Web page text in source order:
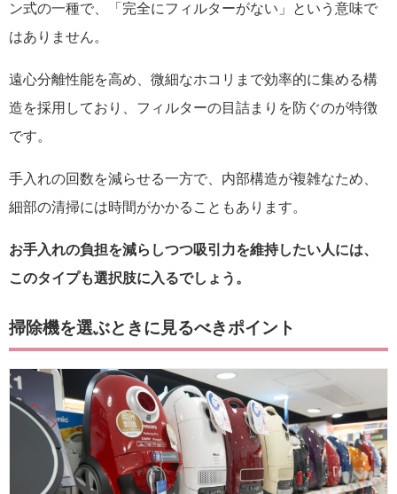
ン式の一種で、「完全にフィルターがない」という意味で
はありません。
遠心分離性能を高め、微細なホコリまで効率的に集める構
造を採用しており、フィルターの目詰まりを防ぐのが特徴
です。
手入れの回数を減らせる一方で、内部構造が複雑なため、
細部の清掃には時間がかかることもあります。
お手入れの負担を減らしつつ吸引力を維持したい人には、
このタイプも選択肢に入るでしょう。
掃除機を選ぶときに見るべきポイント